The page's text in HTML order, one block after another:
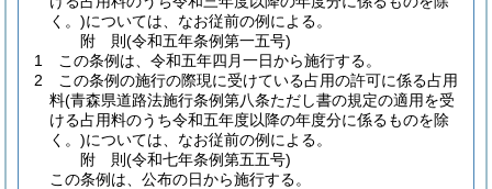
く。)については、なお従前の例による。
附 則(令和五年条例第一五号)
1
この条例は、令和五年四月一日から施行する。
2
この条例の施行の際現に受けている占用の許可に係る占用
料(青森県道路法施行条例第八条ただし書の規定の適用を受
ける占用料のうち令和五年度以降の年度分に係るものを除
く。)については、なお従前の例による。
附 則(令和七年条例第五五号)
この条例は、公布の日から施行する。